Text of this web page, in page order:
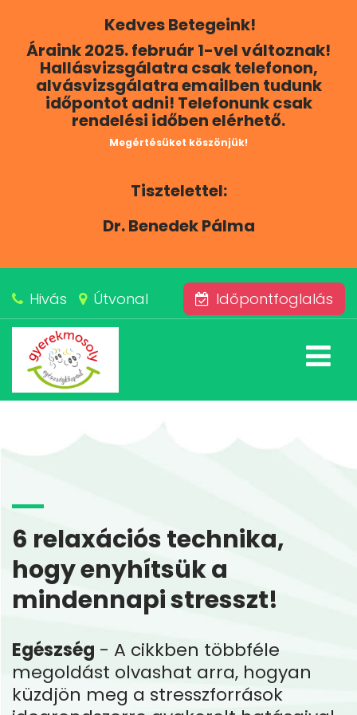
Kedves Betegeink!
Áraink 2025. február 1-vel változnak!
Hallásvizsgálatra csak telefonon,
alvásvizsgálatra emailben tudunk
időpontot adni! Telefonunk csak
rendelési időben elérhető.
Megértésüket köszönjük!
Tisztelettel:
Dr. Benedek Pálma
Hivás Útvonal Időpontfoglalás
6 relaxációs technika,
hogy enyhítsük a
mindennapi stresszt!
Egészség - A cikkben többféle
megoldást olvashat arra, hogyan
küzdjön meg a stresszforrások
RÓLUNK
KAPCSOLAT
SZOLGÁLTATÁSAINK